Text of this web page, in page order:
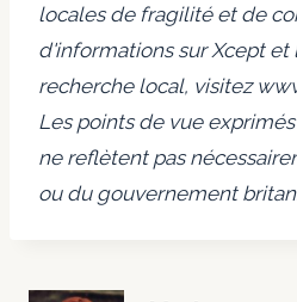
locales de fragilité et de
d'informations sur Xcept et
recherche local, visitez
Les points de vue
ne reflètent pas
ou du gouvernement